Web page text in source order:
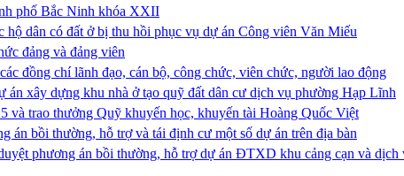
phố Bắc Ninh khóa XXII
dân có đất ở bị thu hồi phục vụ dự án Công viên Văn Miếu
đảng và đảng viên
đồng chí lãnh đạo, cán bộ, công chức, viên chức, người lao động
án xây dựng khu nhà ở tạo quỹ đất dân cư dịch vụ phường Hạp Lĩnh
và trao thưởng Quỹ khuyến học, khuyến tài Hoàng Quốc Việt
án bồi thường, hỗ trợ và tái định cư một số dự án trên địa bàn
phương án bồi thường, hỗ trợ dự án ĐTXD khu cảng cạn và